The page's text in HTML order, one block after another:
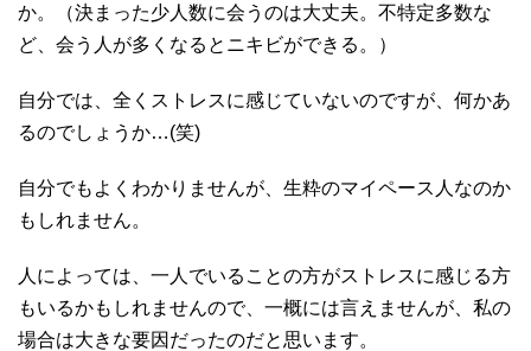
か。（決まった少人数に会うのは大丈夫。不特定多数な
ど、会う人が多くなるとニキビができる。）
自分では、全くストレスに感じていないのですが、何かあ
るのでしょうか…(笑)
自分でもよくわかりませんが、生粋のマイペース人なのか
もしれません。
人によっては、一人でいることの方がストレスに感じる方
もいるかもしれませんので、一概には言えませんが、私の
場合は大きな要因だったのだと思います。